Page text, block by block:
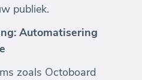
publiek.
Automatisering
zoals Octoboard